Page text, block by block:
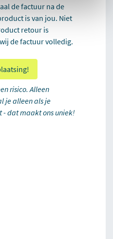
de factuur na de
is van jou. Niet
retour is
de factuur volledig.
risico. Alleen
je alleen als je
dat maakt ons uniek!